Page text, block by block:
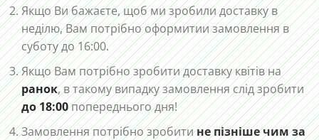
Якщо Ви бажаєте, щоб ми зробили доставку в
неділю, Вам потрібно оформитии замовлення в
суботу до 16:00.
Якщо Вам потрібно зробити доставку квітів на
ранок, в такому випадку замовлення слід зробити
до 18:00попереднього дня!
Замовлення потрібно зробитине пізніше чим за